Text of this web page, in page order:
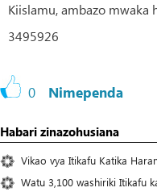
Kiislamu, ambazo mwaka
3495926
0 Nimependa
Habari zinazohusiana
Vikao vya Itikafu Katika
Watu 3,100 washiriki Itikafu